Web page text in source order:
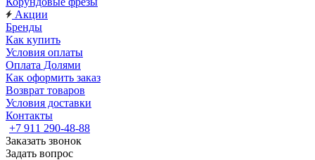
Акции
Бренды
Как купить
Условия оплаты
Оплата Долями
Как оформить заказ
Возврат товаров
Условия доставки
Контакты
+7 911 290-48-88
Заказать звонок
Задать вопрос